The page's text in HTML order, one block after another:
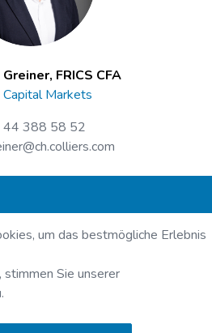
FRICS CFA
Capital Markets
44 388 58 52
AGum das bestmögliche Erlebnis
Sie unserer